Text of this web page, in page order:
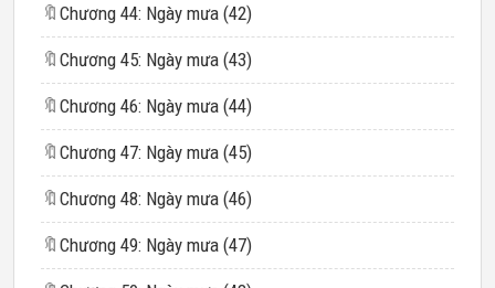
🔖 Chương 44: Ngày mưa (42)
🔖 Chương 45: Ngày mưa (43)
🔖 Chương 46: Ngày mưa (44)
🔖 Chương 47: Ngày mưa (45)
🔖 Chương 48: Ngày mưa (46)
🔖 Chương 49: Ngày mưa (47)